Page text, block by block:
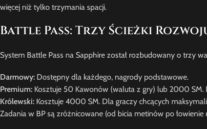
więcej niż tylko trzymania spacji.
Battle Pass: Trzy Ścieżki
System Battle Pass na Sapphire został rozbudowany o trzy
Darmowy: Dostępny dla każdego, nagrody podstawowe.
Premium: Kosztuje 50 Kawonów (waluta z gry) lub 2000 SM.
Królewski: Kosztuje 4000 SM. Dla graczy chcących
Zadania w BP są zróżnicowane (od bicia metinów po